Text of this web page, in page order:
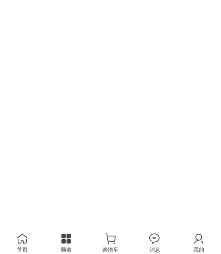
首页 频道 购物车 消息 我的